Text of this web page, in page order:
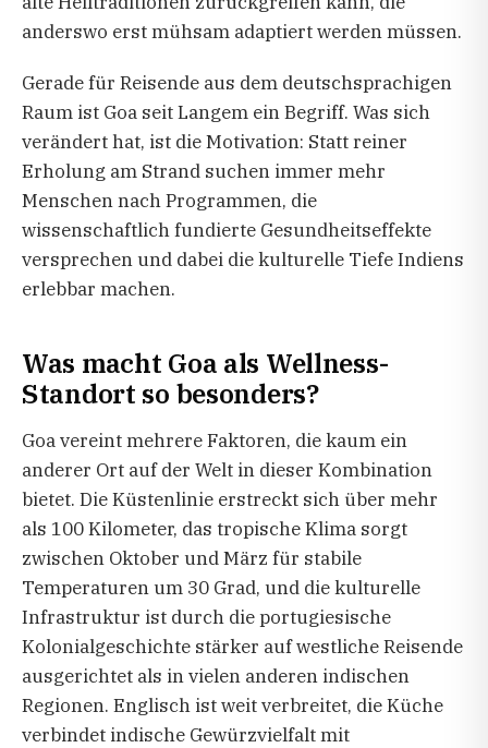
anderswo erst mühsam adaptiert werden müssen.
Gerade für Reisende aus dem deutschsprachigen
Raum ist Goa seit Langem ein Begriff. Was sich
verändert hat, ist die Motivation: Statt reiner
Erholung am Strand suchen immer mehr
Menschen nach Programmen, die
wissenschaftlich fundierte Gesundheitseffekte
versprechen und dabei die kulturelle Tiefe Indiens
erlebbar machen.
Was macht Goa als Wellness-
Standort so besonders?
Goa vereint mehrere Faktoren, die kaum ein
anderer Ort auf der Welt in dieser Kombination
bietet. Die Küstenlinie erstreckt sich über mehr
als 100 Kilometer, das tropische Klima sorgt
zwischen Oktober und März für stabile
Temperaturen um 30 Grad, und die kulturelle
Infrastruktur ist durch die portugiesische
Kolonialgeschichte stärker auf westliche Reisende
ausgerichtet als in vielen anderen indischen
Regionen. Englisch ist weit verbreitet, die Küche
verbindet indische Gewürzvielfalt mit